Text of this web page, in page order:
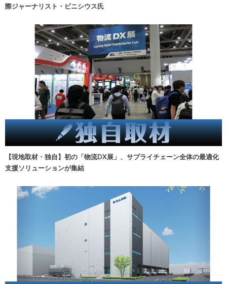
際ジャーナリスト・ビニシウス氏
【現地取材・独自】初の「物流DX展」、サプライチェーン全体の最適化
支援ソリューションが集結